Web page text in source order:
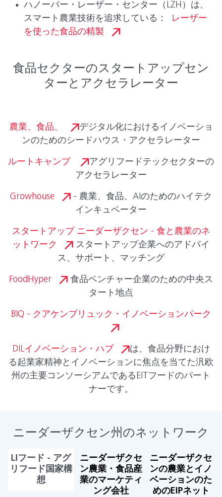
ハノーバー・レーザー・センター（LZH）は、
スマート農業技術を追求している：
レーザー
を使った食品の精製
食品セクターのスタートアップセン
ターとアクセラレーター
農業、食品、
デジタル化におけるイノベーショ
ンのためのシードハウス・アクセラレーター
ルートキャンプ
アグリフードテックセクターの
アクセラレーター
Growhouse
- 農業、食品、AIのためのハイテク
インキュベーター
スタートアップ ニーダーザクセン - 食と農業のネ
ットワーク
スタートアップ企業へのアドバイ
ス、サポート、マッチング
FoodHyper
食品ベンチャー企業のための中央ス
タート地点
BIQ - クアケンブリュック・イノベーションパーク
DILイノベーション・ハブ
は、食品分野におけ
る起業家精神とイノベーションに焦点を当てた汎欧
州の主要コンソーシアムであるEITフードのパート
ナーです。
ニーダーザクセン州のネットワーク
LIフード - アグ
リフード国家構
想
ニーダーザクセ
ン農業・食品産
業のマーケティ
ング会社
ニーダーザクセ
ンの農業とイノ
ベーションのた
めのEIPネット